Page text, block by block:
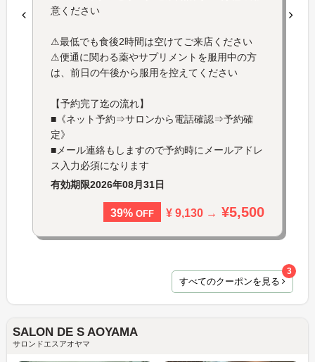
意ください
⚠最低でも食後2時間は空けてご来店ください
⚠便通に関わる薬やサプリメントを服用中の方
は、前日の午後から服用を控えてください
【予約完了迄の流れ】
■《ネット予約⇒サロンから電話確認⇒予約確
定》
■メール連絡もしますので予約時にメールアドレ
ス入力必須になります
有効期限2026年08月31日
39% OFF ¥ 9,130 → ¥5,500
すべてのクーポンを見る
3
SALON DE S AOYAMA
サロンドエスアオヤマ